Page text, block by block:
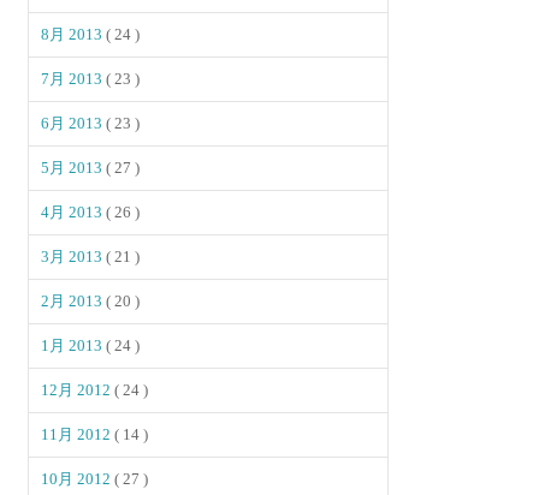
8月 2013( 24 )
7月 2013( 23 )
6月 2013( 23 )
5月 2013( 27 )
4月 2013( 26 )
3月 2013( 21 )
2月 2013( 20 )
1月 2013( 24 )
12月 2012( 24 )
11月 2012( 14 )
10月 2012( 27 )